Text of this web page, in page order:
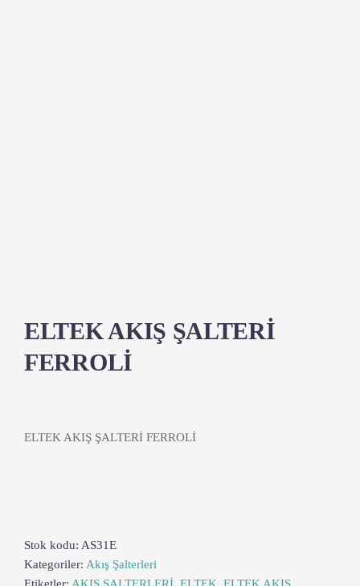
ELTEK AKIŞ ŞALTERİ
FERROLİ
ELTEK AKIŞ ŞALTERİ FERROLİ
Stok kodu: AS31E
Kategoriler: Akış Şalterleri